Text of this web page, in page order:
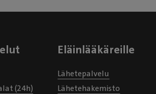
(24h)
Eläinlääkäreille
Lähetepalvelu
Lähetehakemisto